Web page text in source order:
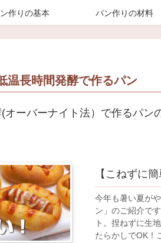
作りの基本 パン作りの材料
長時間発酵で作るパン
オーバーナイト法）で作るパン
【こねずに
今年も暑い夏が
ン」のご紹介で
ト。捏ねずに生
たらかしでOK！